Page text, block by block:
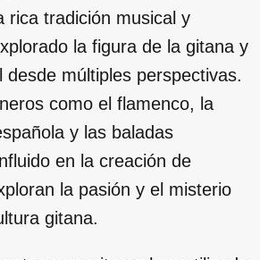
rica tradición musical y
la figura de la gitana y
desde múltiples perspectivas.
como el flamenco, la
y las baladas
en la creación de
la pasión y el misterio
gitana.